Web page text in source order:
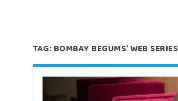
TAG:BOMBAY BEGUMS’ WEB SERIES